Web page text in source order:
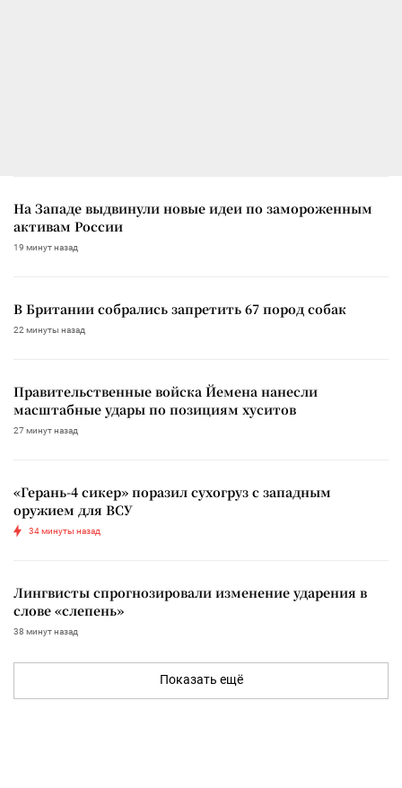
На Западе выдвинули новые идеи по замороженным
активам России
19 минут назад
В Британии собрались запретить 67 пород собак
22 минуты назад
Правительственные войска Йемена нанесли
масштабные удары по позициям хуситов
27 минут назад
«Герань-4 сикер» поразил сухогруз с западным
оружием для ВСУ
34 минуты назад
Лингвисты спрогнозировали изменение ударения в
слове «слепень»
38 минут назад
Показать ещё